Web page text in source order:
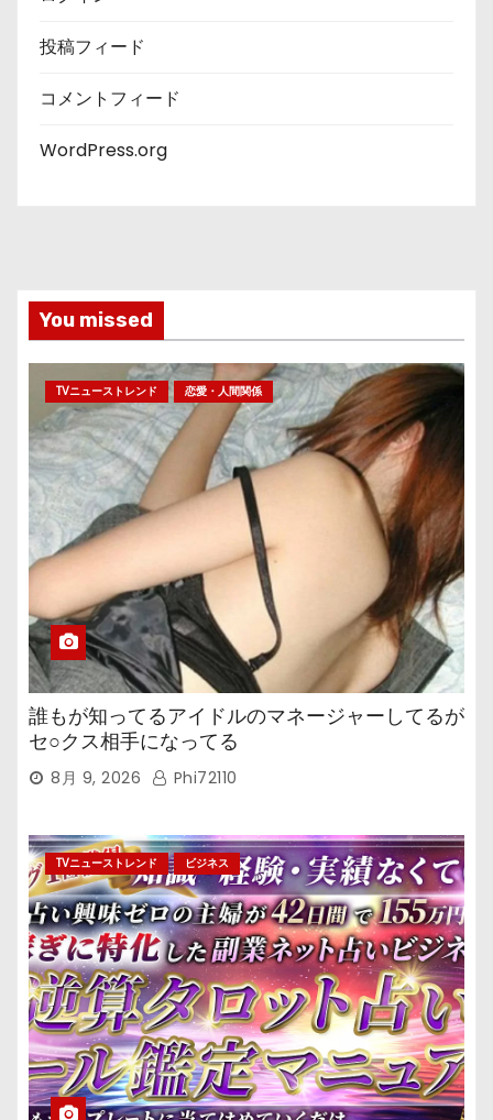
投稿フィード
コメントフィード
WordPress.org
You missed
TVニューストレンド 恋愛・人間関係
誰もが知ってるアイドルのマネージャーしてるが
セ○クス相手になってる
8月 9, 2026 Phi72110
TVニューストレンド ビジネス